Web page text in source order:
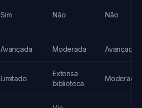
Sim Não Não
Avançada Moderada Avançada
Limitado
Extensa
biblioteca
Moderada